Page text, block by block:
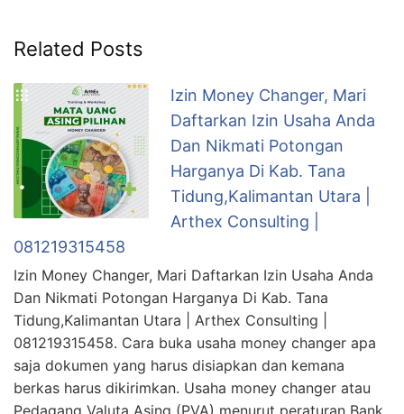
Related Posts
Izin Money Changer, Mari
Daftarkan Izin Usaha Anda
Dan Nikmati Potongan
Harganya Di Kab. Tana
Tidung,Kalimantan Utara |
Arthex Consulting |
081219315458
Izin Money Changer, Mari Daftarkan Izin Usaha Anda
Dan Nikmati Potongan Harganya Di Kab. Tana
Tidung,Kalimantan Utara | Arthex Consulting |
081219315458. Cara buka usaha money changer apa
saja dokumen yang harus disiapkan dan kemana
berkas harus dikirimkan. Usaha money changer atau
Pedagang Valuta Asing (PVA) menurut peraturan Bank